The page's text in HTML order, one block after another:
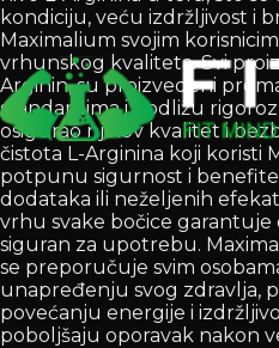
kondiciju, veću izdržljivost i
Maximalium svojim
vrhunskog kvaliteta. Svi
Arginin, su proizvedeni
standardima i podližu
osigurao njihov kvalitet i
čistota L-Arginina koji koristi
potpunu sigurnost i
dodataka ili neželjenih
vrhu svake bočice
siguran za upotrebu.
se preporučuje svim
unapređenju svog zdravlja,
povećanju energije i
poboljšaju oporavak nakon